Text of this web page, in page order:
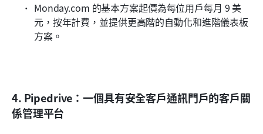
Monday.com 的基本方案起價為每位用戶每月 9 美
元，按年計費，並提供更高階的自動化和進階儀表板
方案。
4. Pipedrive：一個具有安全客戶通訊門戶的客戶關
係管理平台